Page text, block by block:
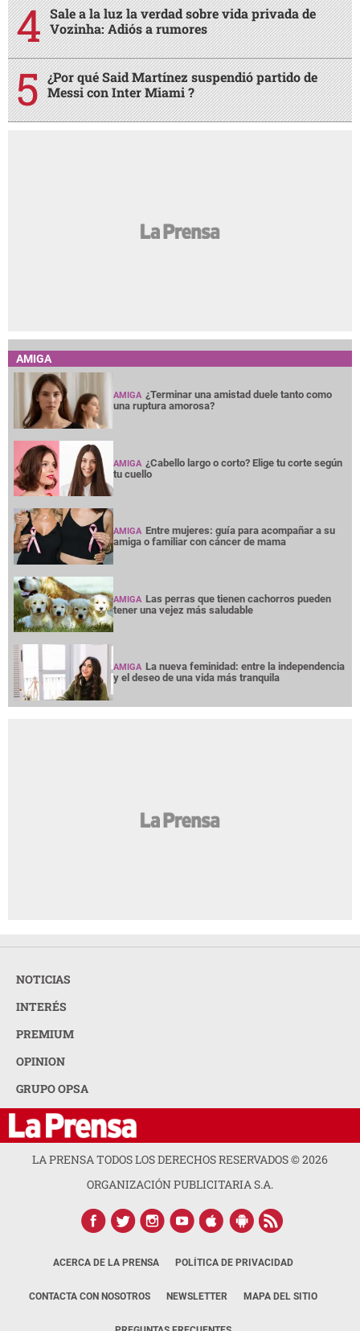
Sale a la luz la verdad sobre vida privada de
Vozinha: Adiós a rumores
¿Por qué Said Martínez suspendió partido de
Messi con Inter Miami ?
AMIGA
AMIGA ¿Terminar una amistad duele tanto como
una ruptura amorosa?
AMIGA ¿Cabello largo o corto? Elige tu corte según
tu cuello
AMIGA Entre mujeres: guía para acompañar a su
amiga o familiar con cáncer de mama
AMIGA Las perras que tienen cachorros pueden
tener una vejez más saludable
AMIGA La nueva feminidad: entre la independencia
y el deseo de una vida más tranquila
NOTICIAS
INTERÉS
PREMIUM
OPINION
GRUPO OPSA
LA PRENSA TODOS LOS DERECHOS RESERVADOS ©2026
ORGANIZACIÓN PUBLICITARIA S.A.
ACERCA DE LA PRENSA POLÍTICA DE PRIVACIDAD
CONTACTA CON NOSOTROS NEWSLETTER MAPA DEL SITIO